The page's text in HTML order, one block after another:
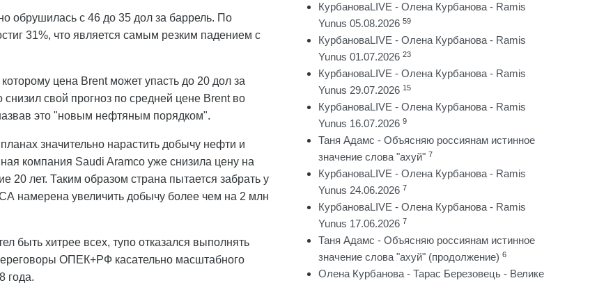
обрушилась с 46 до 35 дол за баррель. По
31%, что является самым резким падением с
цена Brent может упасть до 20 дол за
свой прогноз по средней цене Brent во
это "новым нефтяным порядком".
значительно нарастить добычу нефти и
компания Saudi Aramco уже снизила цену на
лет. Таким образом страна пытается забрать у
намерена увеличить добычу более чем на 2 млн
быть хитрее всех, тупо отказался выполнять
ОПЕК+РФ касательно масштабного
года.
КурбановаLIVE - Олена Курбанова - Ramis
Yunus 05.08.2026 59
КурбановаLIVE - Олена Курбанова - Ramis
Yunus 01.07.2026 23
КурбановаLIVE - Олена Курбанова - Ramis
Yunus 29.07.2026 15
КурбановаLIVE - Олена Курбанова - Ramis
Yunus 16.07.2026 9
Таня Адамс - Объясняю россиянам истинное
значение слова "ахуй" 7
КурбановаLIVE - Олена Курбанова - Ramis
Yunus 24.06.2026 7
КурбановаLIVE - Олена Курбанова - Ramis
Yunus 17.06.2026 7
Таня Адамс - Объясняю россиянам истинное
значение слова "ахуй" (продолжение) 6
Олена Курбанова - Тарас Березовець - Велике